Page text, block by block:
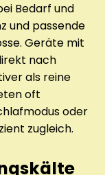
Bedarf und
und passende
Geräte mit
nach
als reine
oft
oder
zugleich.